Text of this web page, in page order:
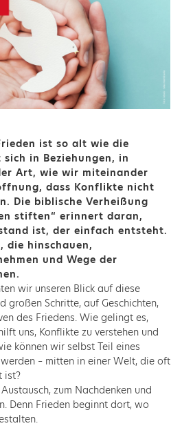
ist so alt wie die
in Beziehungen, in
Art, wie wir miteinander
dass Konflikte nicht
Die biblische Verheißung
stiften“ erinnert daran,
ist, der einfach entsteht.
die hinschauen,
und Wege der
wir unseren Blick auf diese
großen Schritte, auf Geschichten,
des Friedens. Wie gelingt es,
uns, Konflikte zu verstehen und
können wir selbst Teil eines
– mitten in einer Welt, die oft
ist?
zum Nachdenken und
Denn Frieden beginnt dort, wo